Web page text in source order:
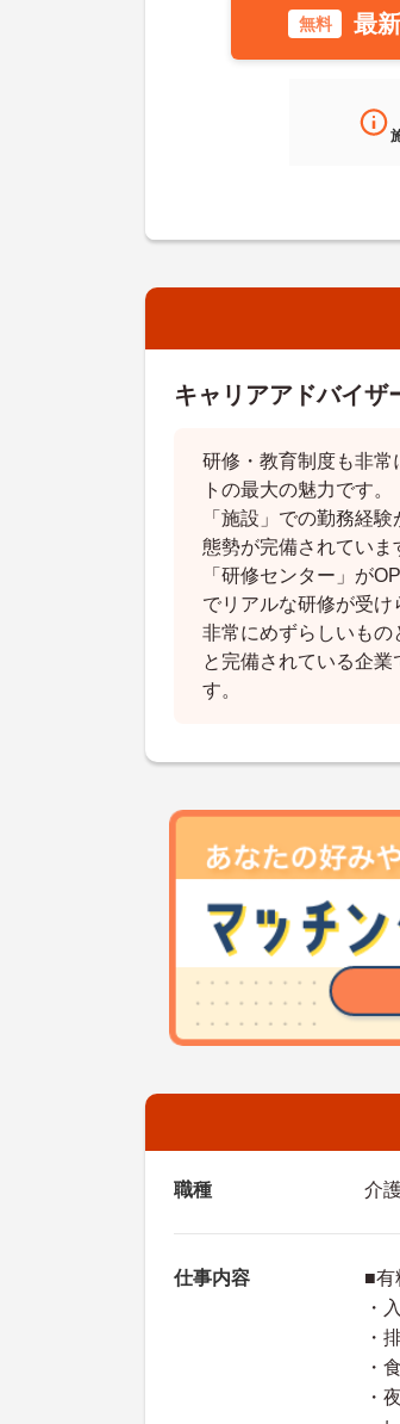
無料 最
キャリアアドバイザ
研修・教育制度も非常
トの最大の魅力です。
「施設」での勤務経
態勢が完備されていま
「研修センター」が
でリアルな研修が受
非常にめずらしいもの
と完備されている企
す。
職種 介
仕事内容
■有
・
・
・
・